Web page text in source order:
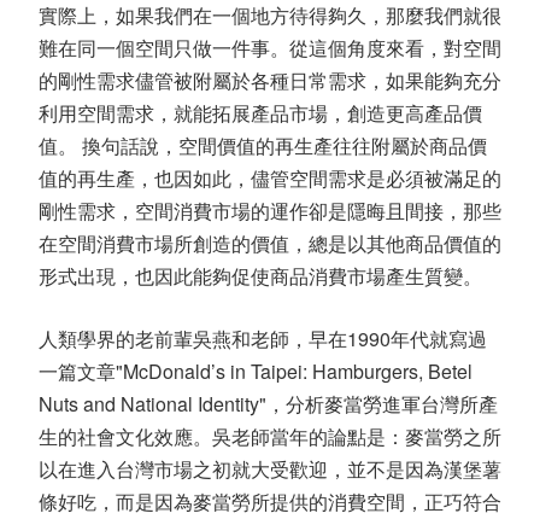
實際上，如果我們在一個地方待得夠久，那麼我們就很
難在同一個空間只做一件事。從這個角度來看，對空間
的剛性需求儘管被附屬於各種日常需求，如果能夠充分
利用空間需求，就能拓展產品市場，創造更高產品價
值。 換句話說，空間價值的再生產往往附屬於商品價
值的再生產，也因如此，儘管空間需求是必須被滿足的
剛性需求，空間消費市場的運作卻是隱晦且間接，那些
在空間消費市場所創造的價值，總是以其他商品價值的
形式出現，也因此能夠促使商品消費市場產生質變。
人類學界的老前輩吳燕和老師，早在1990年代就寫過
一篇文章"McDonald’s in Taipei: Hamburgers, Betel
Nuts and National Identity"，分析麥當勞進軍台灣所產
生的社會文化效應。吳老師當年的論點是：麥當勞之所
以在進入台灣市場之初就大受歡迎，並不是因為漢堡薯
條好吃，而是因為麥當勞所提供的消費空間，正巧符合